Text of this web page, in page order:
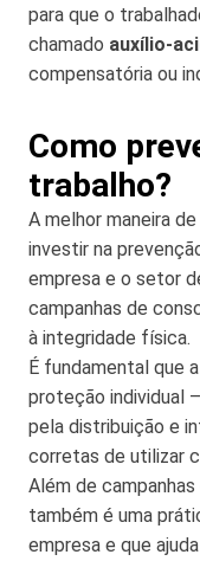
para que o
chamado auxílio-
compensatória ou
Como
trabalho?
A melhor maneira
investir na
empresa e o setor
campanhas de
à integridade física.
É fundamental que
proteção individual
pela distribuição e
corretas de utilizar
Além de
também é uma
empresa e que